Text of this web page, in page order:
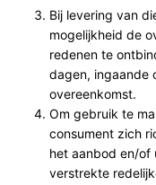
Bij levering van
mogelijkheid de
redenen te
dagen, ingaande
overeenkomst.
Om gebruik te
consument zich
het aanbod en/of
verstrekte